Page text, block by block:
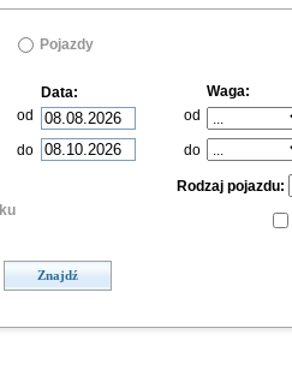
Pojazdy
Data: Waga:
od
od
do do
Rodzaj pojazdu:
Znajdź